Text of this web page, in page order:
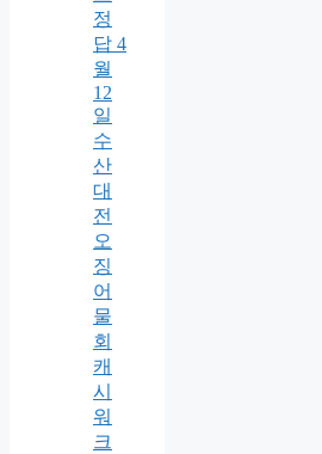
정
답 4
월
12
일
수
산
대
전
오
징
어
물
회
캐
시
워
크